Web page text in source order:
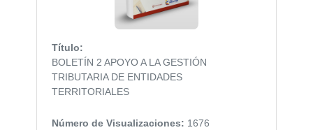
Título:
BOLETÍN 2 APOYO A LA GESTIÓN
TRIBUTARIA DE ENTIDADES
TERRITORIALES
Número de Visualizaciones: 1676